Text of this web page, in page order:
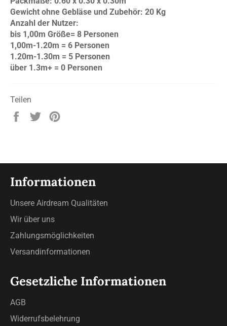
Gewicht ohne Gebläse und Zubehör: 20 Kg
Anzahl der Nutzer:
bis 1,00m Größe= 8 Personen
1,00m-1.20m = 6 Personen
1.20m-1.30m = 5 Personen
über 1.3m+ = 0 Personen
Teilen
Auf
Auf
Informationen
Unsere Airdream Qualitäten
Wir über uns
Zahlungsmöglichkeiten
Versandinformationen
Gesetzliche Informationen
AGB
Widerrufsbelehrung